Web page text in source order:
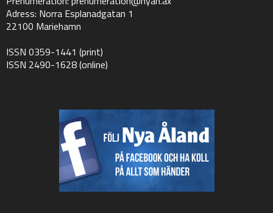
Adress: Norra Esplanadgatan 1
22100 Mariehamn
ISSN 0359-1441 (print)
ISSN 2490-1628 (online)